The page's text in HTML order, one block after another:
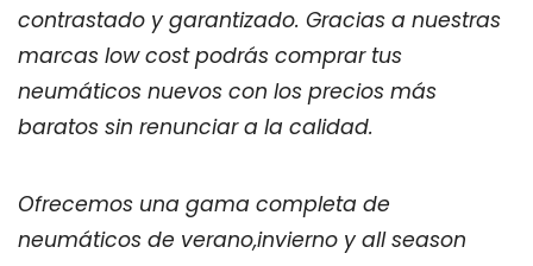
contrastado y garantizado. Gracias a nuestras
marcas low cost podrás comprar tus
neumáticos nuevos con los precios más
baratos sin renunciar a la calidad.
Ofrecemos una gama completa de
neumáticos de verano,invierno y all season